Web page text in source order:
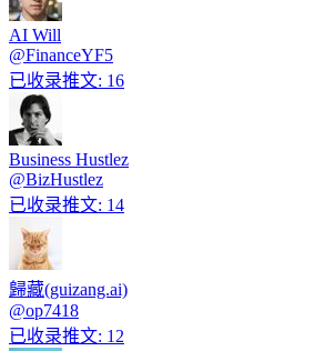
AI Will
@FinanceYF5
已收录推文: 16
Business Hustlez
@BizHustlez
已收录推文: 14
歸藏(guizang.ai)
@op7418
已收录推文: 12